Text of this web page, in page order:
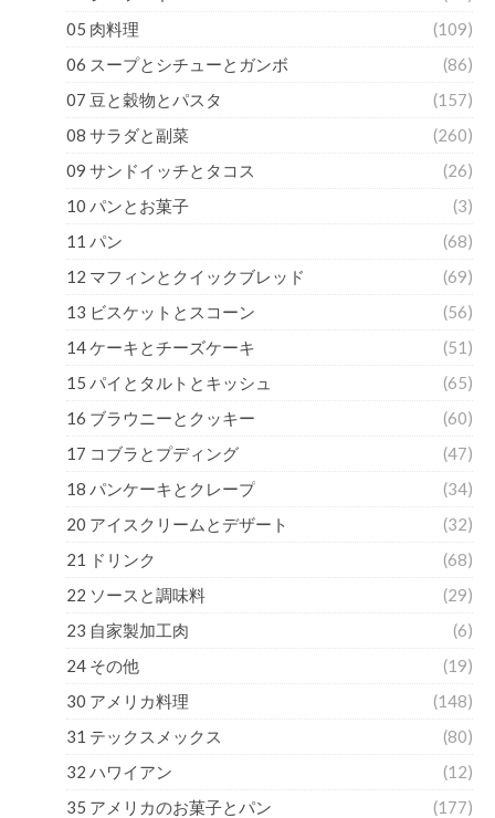
05 肉料理
(109)
06 スープとシチューとガンボ
(86)
07 豆と穀物とパスタ
(157)
08 サラダと副菜
(260)
09 サンドイッチとタコス
(26)
10 パンとお菓子
(3)
11 パン
(68)
12 マフィンとクイックブレッド
(69)
13 ビスケットとスコーン
(56)
14 ケーキとチーズケーキ
(51)
15 パイとタルトとキッシュ
(65)
16 ブラウニーとクッキー
(60)
17 コブラとプディング
(47)
18 パンケーキとクレープ
(34)
20 アイスクリームとデザート
(32)
21 ドリンク
(68)
22 ソースと調味料
(29)
23 自家製加工肉
(6)
24 その他
(19)
30 アメリカ料理
(148)
31 テックスメックス
(80)
32 ハワイアン
(12)
35 アメリカのお菓子とパン
(177)